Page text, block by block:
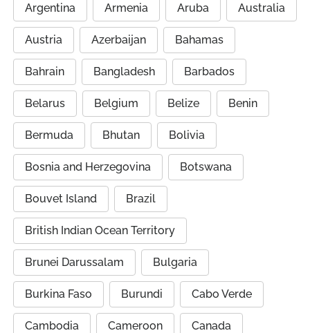
Argentina Armenia Aruba Australia
Austria Azerbaijan Bahamas
Bahrain Bangladesh Barbados
Belarus Belgium Belize Benin
Bermuda Bhutan Bolivia
Bosnia and Herzegovina Botswana
Bouvet Island Brazil
British Indian Ocean Territory
Brunei Darussalam Bulgaria
Burkina Faso Burundi Cabo Verde
Cambodia Cameroon Canada